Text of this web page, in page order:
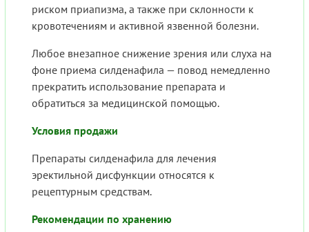
риском приапизма, а также при склонности к
кровотечениям и активной язвенной болезни.
Любое внезапное снижение зрения или слуха на
фоне приема силденафила — повод немедленно
прекратить использование препарата и
обратиться за медицинской помощью.
Условия продажи
Препараты силденафила для лечения
эректильной дисфункции относятся к
рецептурным средствам.
Рекомендации по хранению